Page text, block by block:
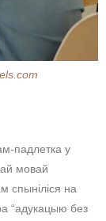
падлетка у
мовай
спыніліся на
“адукацыю без